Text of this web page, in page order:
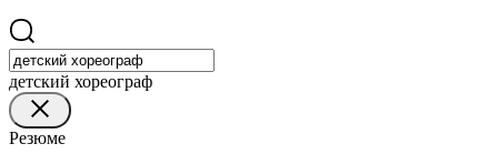
детский хореограф
Резюме